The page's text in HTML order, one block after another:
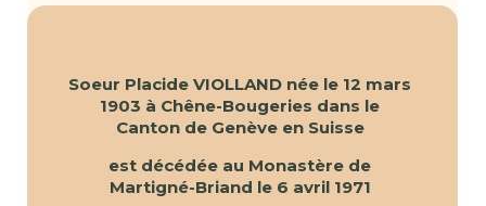
Soeur Placide VIOLLAND née le 12 mars
1903 à Chêne-Bougeries dans le
Canton de Genève en Suisse
est décédée au Monastère de
Martigné-Briand le 6 avril 1971